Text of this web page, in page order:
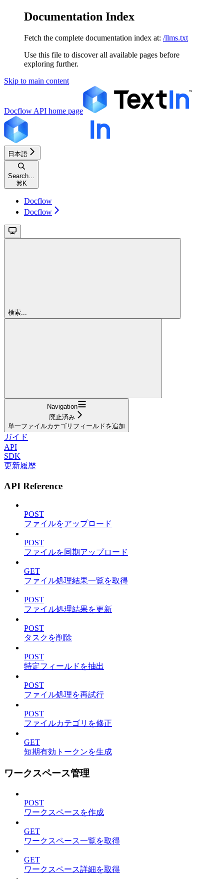
Documentation Index
Fetch the complete documentation index at: /llms.txt
Use this file to discover all available pages before
exploring further.
Skip to main content
Docflow API home page
日本語
Search...
⌘ K
Docflow
Docflow
検索...
Navigation
廃止済み
単一ファイルカテゴリフィールドを追加
ガイド
API
SDK
更新履歴
API Reference
POST
ファイルをアップロード
POST
ファイルを同期アップロード
GET
ファイル処理結果一覧を取得
POST
ファイル処理結果を更新
POST
タスクを削除
POST
特定フィールドを抽出
POST
ファイル処理を再試行
POST
ファイルカテゴリを修正
GET
短期有効トークンを生成
ワークスペース管理
POST
ワークスペースを作成
GET
ワークスペース一覧を取得
GET
ワークスペース詳細を取得